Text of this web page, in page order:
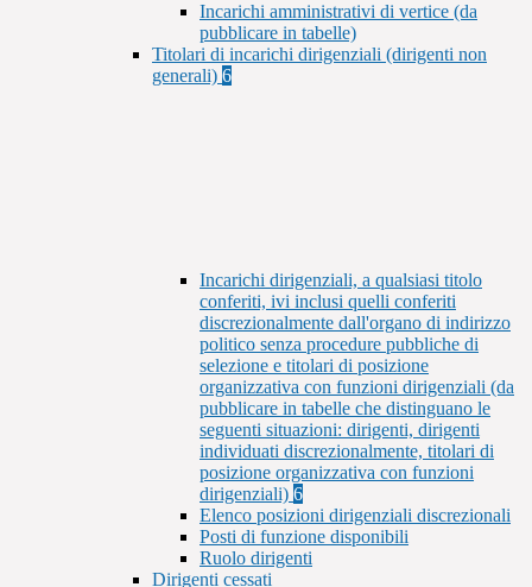
Incarichi amministrativi di vertice (da
pubblicare in tabelle)
Titolari di incarichi dirigenziali (dirigenti non
generali) 6
Incarichi dirigenziali, a qualsiasi titolo
conferiti, ivi inclusi quelli conferiti
discrezionalmente dall'organo di indirizzo
politico senza procedure pubbliche di
selezione e titolari di posizione
organizzativa con funzioni dirigenziali (da
pubblicare in tabelle che distinguano le
seguenti situazioni: dirigenti, dirigenti
individuati discrezionalmente, titolari di
posizione organizzativa con funzioni
dirigenziali) 6
Elenco posizioni dirigenziali discrezionali
Posti di funzione disponibili
Ruolo dirigenti
Dirigenti cessati